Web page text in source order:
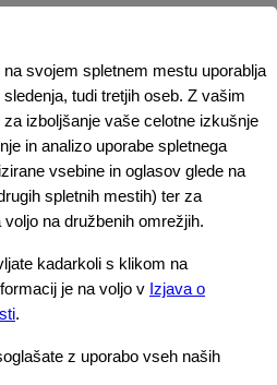
stran podjetja Nutricia
in dostopali do spletnega
nadzoruje spletnega mesta tretje
storitve ali izdelke, ki jih
svojem spletnem mestu uporablja
tudi tretjih oseb. Z vašim
izboljšanje vaše celotne izkušnje
in analizo uporabe spletnega
vsebine in oglasov glede na
spletnih mestih) ter za
na družbenih omrežjih.
kadarkoli s klikom na
je na voljo v Izjava o
.
z uporabo vseh naših